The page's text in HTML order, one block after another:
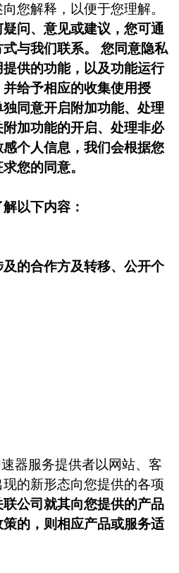
您解释，以便于您理解。
问、意见或建议，您可通
与我们联系。
您同意隐私
供的功能，以及功能运行
给予相应的收集使用授
同意开启附加功能、处理
加功能的开启、处理非必
个人信息，我们会根据您
您的同意。
以下内容：
的合作方及转移、公开个
器服务提供者以网站、客
的新形态向您提供的各项
公司就其向您提供的产品
的，则相应产品或服务适